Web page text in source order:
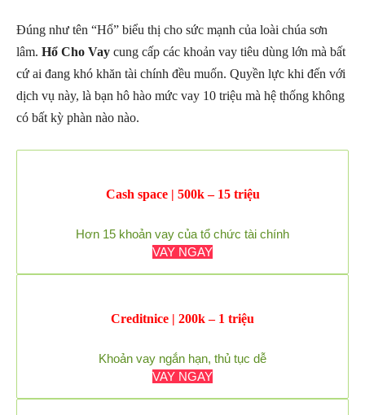
Đúng như tên “Hổ” biểu thị cho sức mạnh của loài chúa sơn
lâm. Hổ Cho Vay cung cấp các khoản vay tiêu dùng lớn mà bất
cứ ai đang khó khăn tài chính đều muốn. Quyền lực khi đến với
dịch vụ này, là bạn hô hào mức vay 10 triệu mà hệ thống không
có bất kỳ phàn nào nào.
Cash space | 500k – 15 triệu
Hơn 15 khoản vay của tổ chức tài chính
VAY NGAY
Creditnice | 200k – 1 triệu
Khoản vay ngắn hạn, thủ tục dễ
VAY NGAY